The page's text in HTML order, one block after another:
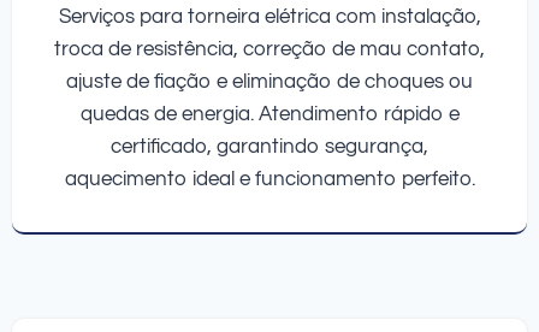
Serviços para torneira elétrica com instalação,
troca de resistência, correção de mau contato,
ajuste de fiação e eliminação de choques ou
quedas de energia. Atendimento rápido e
certificado, garantindo segurança,
aquecimento ideal e funcionamento perfeito.